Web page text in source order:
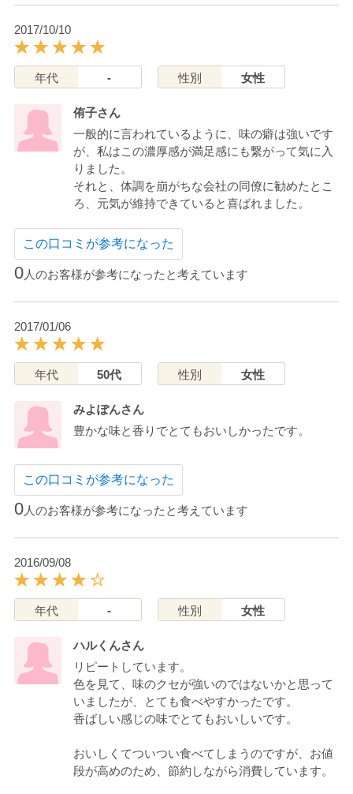
2017/10/10
年代 - 性別 女性
侑子さん
一般的に言われているように、味の癖は強いです
が、私はこの濃厚感が満足感にも繋がって気に入
りました。
それと、体調を崩がちな会社の同僚に勧めたとこ
ろ、元気が維持できていると喜ばれました。
この口コミが参考になった
0人のお客様が参考になったと考えています
2017/01/06
年代 50代 性別 女性
みよぽんさん
豊かな味と香りでとてもおいしかったです。
この口コミが参考になった
0人のお客様が参考になったと考えています
2016/09/08
年代 - 性別 女性
ハルくんさん
リピートしています。
色を見て、味のクセが強いのではないかと思って
いましたが、とても食べやすかったです。
香ばしい感じの味でとてもおいしいです。
おいしくてついつい食べてしまうのですが、お値
段が高めのため、節約しながら消費しています。